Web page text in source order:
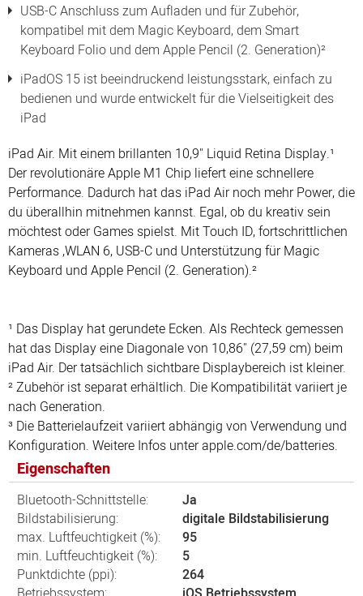
USB-C Anschluss zum Aufladen und für Zubehör,
kompatibel mit dem Magic Keyboard, dem Smart
Keyboard Folio und dem Apple Pencil (2. Generation)²
iPadOS 15 ist beeindruckend leistungsstark, einfach zu
bedienen und wurde entwickelt für die Vielseitigkeit des
iPad
iPad Air. Mit einem brillanten 10,9" Liquid Retina Display.¹
Der revolutionäre Apple M1 Chip liefert eine schnellere
Performance. Dadurch hat das iPad Air noch mehr Power, die
du überallhin mitnehmen kannst. Egal, ob du kreativ sein
möchtest oder Games spielst. Mit Touch ID, fortschrittlichen
Kameras ,WLAN 6, USB-C und Unterstützung für Magic
Keyboard und Apple Pencil (2. Generation).²
¹ Das Display hat gerundete Ecken. Als Rechteck gemessen
hat das Display eine Diagonale von 10,86" (27,59 cm) beim
iPad Air. Der tatsächlich sichtbare Displaybereich ist kleiner.
² Zubehör ist separat erhältlich. Die Kompatibilität variiert je
nach Generation.
³ Die Batterielaufzeit variiert abhängig von Verwendung und
Konfiguration. Weitere Infos unter apple.com/de/batteries.
Eigenschaften
Bluetooth-Schnittstelle:
Ja
Bildstabilisierung:
digitale Bildstabilisierung
max. Luftfeuchtigkeit (%):
95
min. Luftfeuchtigkeit (%):
5
Punktdichte (ppi):
264